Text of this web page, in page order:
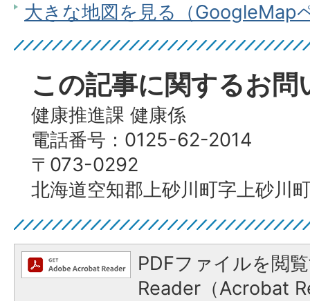
大きな地図を見る（GoogleMap
この記事に関するお問
健康推進課 健康係
電話番号：0125-62-2014
〒073-0292
北海道空知郡上砂川町字上砂川
PDFファイルを閲
Reader（Acrobat